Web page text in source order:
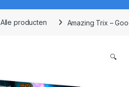
Alle producten Amazing Trix –
🔍